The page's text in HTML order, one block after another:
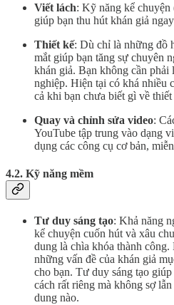
Viết lách: Kỹ năng kể
giúp bạn thu hút khán giả
Thiết kế: Dù chỉ là những đồ
mắt giúp bạn tăng sự chuyên
khán giả. Bạn không cần
nghiệp. Hiện tại có khá nhiều
cả khi bạn chưa biết gì về
Quay và chỉnh sửa video:
YouTube tập trung vào dạng
dụng các công cụ cơ bản,
4.2. Kỹ năng mềm
Tư duy sáng tạo: Khả năng
kể chuyện cuốn hút và xâu
dung là chìa khóa thành
những vấn đề của khán giả
cho bạn. Tư duy sáng tạo
cách rất riêng mà không sợ
dung nào.